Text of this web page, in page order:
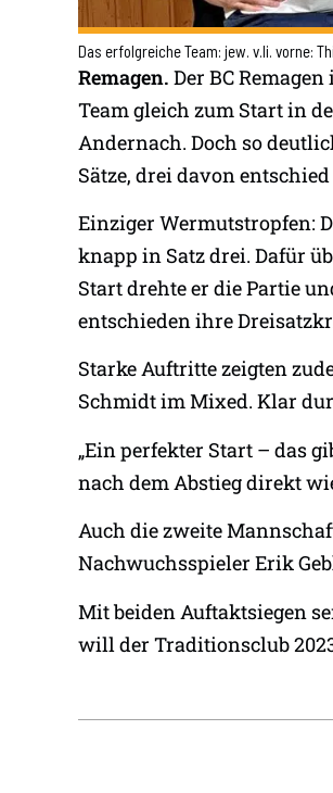
Das erfolgreiche Team: jew. v.li. vorne:
Remagen. Der BC
Team gleich zum Start in
Andernach. Doch so
Sätze, drei davon
Einziger Wermutstropfen:
knapp in Satz drei. Dafür
Start drehte er die Partie
entschieden ihre
Starke Auftritte zeigten
Schmidt im Mixed. Klar
„Ein perfekter Start – das
nach dem Abstieg direkt
Auch die zweite
Nachwuchsspieler Erik
Mit beiden Auftaktsiegen
will der Traditionsclub